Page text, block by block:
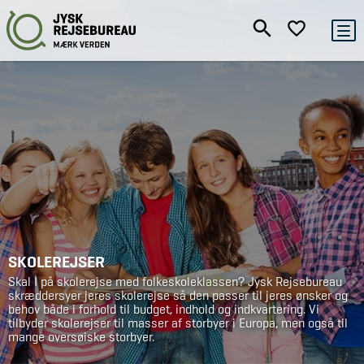
SKOLEREJSER
Skal I på skolerejse med folkeskoleklassen? Jysk Rejsebureau
skræddersyer jeres skolerejse så den passer til jeres ønsker og
behov både i forhold til budget, indhold og indkvartering. Vi
tilbyder skolerejser til masser af storbyer i Europa, men også til
mange oversøiske storbyer.